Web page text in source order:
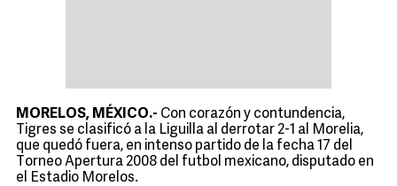
MORELOS, MÉXICO.- Con corazón y contundencia,
Tigres se clasificó a la Liguilla al derrotar 2-1 al Morelia,
que quedó fuera, en intenso partido de la fecha 17 del
Torneo Apertura 2008 del futbol mexicano, disputado en
el Estadio Morelos.